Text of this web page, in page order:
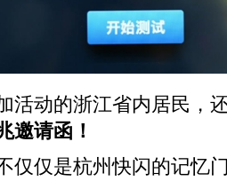
动的浙江省内居民，
邀请函 ！
仅是杭州快闪的记忆